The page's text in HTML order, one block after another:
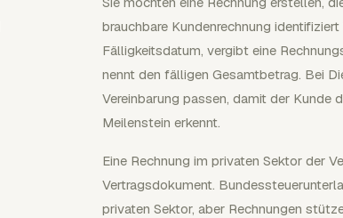
brauchbare Kundenrechnung
Fälligkeitsdatum, vergibt eine
nennt den fälligen Gesamtbetrag. Bei
Vereinbarung passen, damit der Kunde
Meilenstein erkennt.
Eine Rechnung im privaten Sektor der
Vertragsdokument.
privaten Sektor, aber Rechnungen